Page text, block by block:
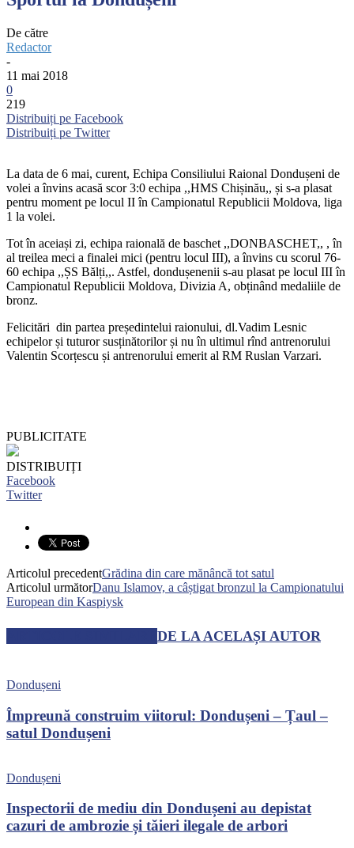
De către
Redactor
-
11 mai 2018
0
219
Distribuiți pe Facebook
Distribuiți pe Twitter
La data de 6 mai, curent, Echipa Consiliului Raional Dondușeni de
volei a învins acasă scor 3:0 echipa ,,HMS Chișinău,, și s-a plasat
pentru moment pe locul II în Campionatul Republicii Moldova, liga
1 la volei.
Tot în aceiași zi, echipa raională de baschet ,,DONBASCHET,, , în
al treilea meci a finalei mici (pentru locul III), a învins cu scorul 76-
60 echipa ,,ȘS Bălți,,. Astfel, dondușenenii s-au plasat pe locul III în
Campionatul Republicii Moldova, Divizia A, obținând medaliile de
bronz.
Felicitări din partea președintelui raionului, dl.Vadim Lesnic
echipelor și tuturor susținătorilor și nu în ultimul rînd antrenorului
Valentin Scorțescu și antrenorului emerit al RM Ruslan Varzari.
PUBLICITATE
DISTRIBUIȚI
Facebook
Twitter
Articolul precedentGrădina din care mănâncă tot satul
Articolul următorDanu Islamov, a câștigat bronzul la Campionatului
European din Kaspiysk
DE LA ACELAȘI AUTOR
Dondușeni
Împreună construim viitorul: Dondușeni – Țaul –
satul Dondușeni
Dondușeni
Inspectorii de mediu din Dondușeni au depistat
cazuri de ambrozie și tăieri ilegale de arbori